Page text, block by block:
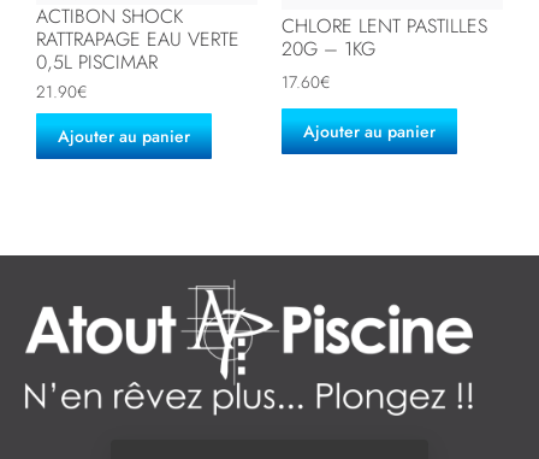
ACTIBON SHOCK
RATTRAPAGE EAU VERTE
0,5L PISCIMAR
21.90€
Ajouter au panier
CHLORE LENT PASTILLES
20G – 1KG
17.60€
Ajouter au panier